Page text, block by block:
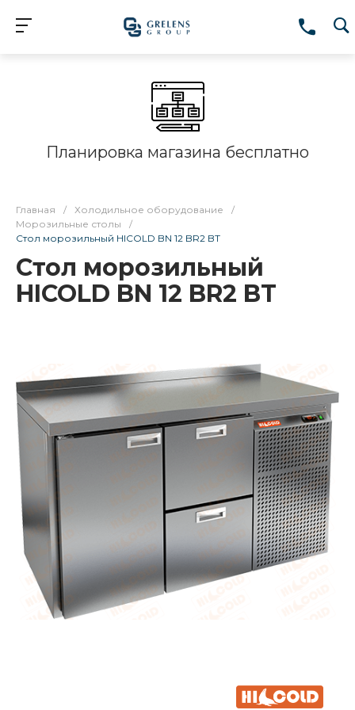
Планировка магазина бесплатно
Главная / Холодильное оборудование
/
Морозильные столы
/
Стол морозильный HICOLD BN 12 BR2 BT
Стол морозильный
HICOLD BN 12 BR2 BT